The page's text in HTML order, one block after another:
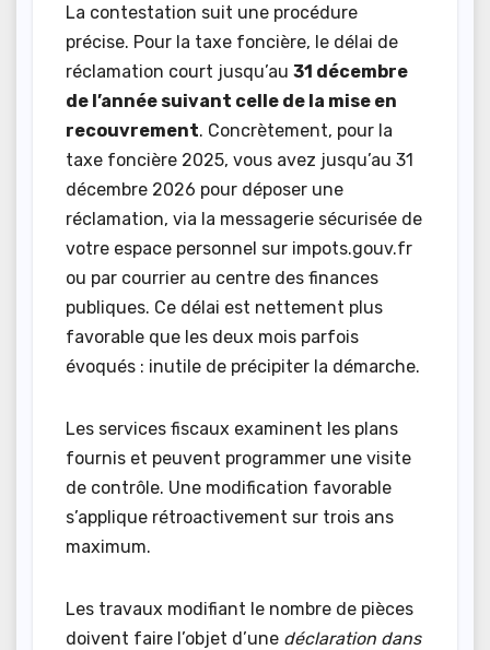
La contestation suit une procédure
précise. Pour la taxe foncière, le délai de
réclamation court jusqu’au 31 décembre
de l’année suivant celle de la mise en
recouvrement. Concrètement, pour la
taxe foncière 2025, vous avez jusqu’au 31
décembre 2026 pour déposer une
réclamation, via la messagerie sécurisée de
votre espace personnel sur impots.gouv.fr
ou par courrier au centre des finances
publiques. Ce délai est nettement plus
favorable que les deux mois parfois
évoqués : inutile de précipiter la démarche.
Les services fiscaux examinent les plans
fournis et peuvent programmer une visite
de contrôle. Une modification favorable
s’applique rétroactivement sur trois ans
maximum.
Les travaux modifiant le nombre de pièces
doivent faire l’objet d’une déclaration dans